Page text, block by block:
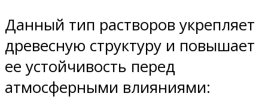
Данный тип растворов укрепляет
древесную структуру и повышает
ее устойчивость перед
атмосферными влияниями: